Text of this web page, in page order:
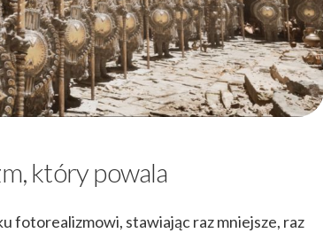
który powala
fotorealizmowi, stawiając raz mniejsze, raz